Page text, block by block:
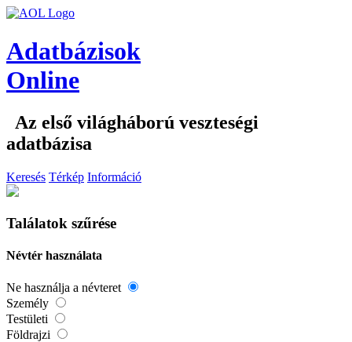
Adatbázisok
Online
Az első világháború veszteségi
adatbázisa
Keresés Térkép Információ
Találatok szűrése
Névtér használata
Ne használja a névteret
Személy
Testületi
Földrajzi